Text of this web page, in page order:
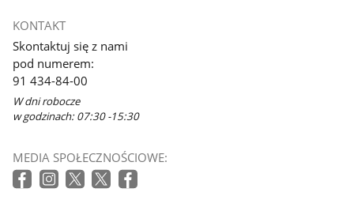
KONTAKT
Skontaktuj się z nami
pod numerem:
91 434-84-00
W dni robocze
w godzinach: 07:30 -15:30
MEDIA SPOŁECZNOŚCIOWE: